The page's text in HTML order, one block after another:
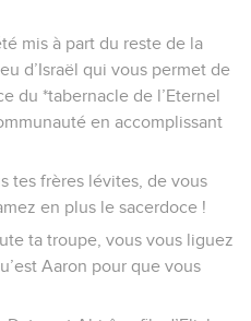
mis à part du reste de la
d’Israël qui vous permet de
du *tabernacle de l’Eternel
en accomplissant
tes frères lévites, de vous
en plus le sacerdoce !
ta troupe, vous vous liguez
Aaron pour que vous